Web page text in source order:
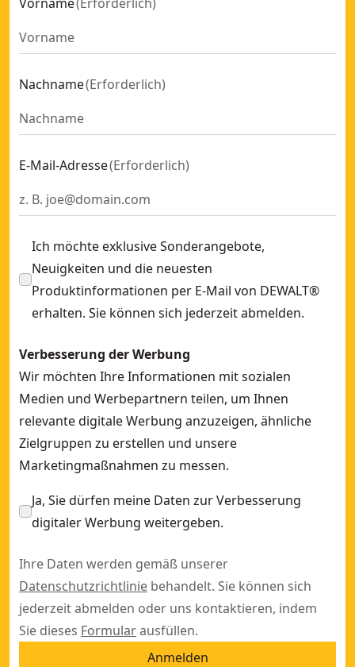
Nachname(Erforderlich)
E-Mail-Adresse(Erforderlich)
Ich möchte exklusive Sonderangebote,
Neuigkeiten und die neuesten
Produktinformationen per E-Mail von DEWALT®
erhalten. Sie können sich jederzeit abmelden.
Verbesserung der Werbung
Wir möchten Ihre Informationen mit sozialen
Medien und Werbepartnern teilen, um Ihnen
relevante digitale Werbung anzuzeigen, ähnliche
Zielgruppen zu erstellen und unsere
Marketingmaßnahmen zu messen.
Ja, Sie dürfen meine Daten zur Verbesserung
digitaler Werbung weitergeben.
Ihre Daten werden gemäß unserer
Datenschutzrichtlinie behandelt. Sie können sich
jederzeit abmelden oder uns kontaktieren, indem
Sie dieses Formularausfüllen.
Anmelden